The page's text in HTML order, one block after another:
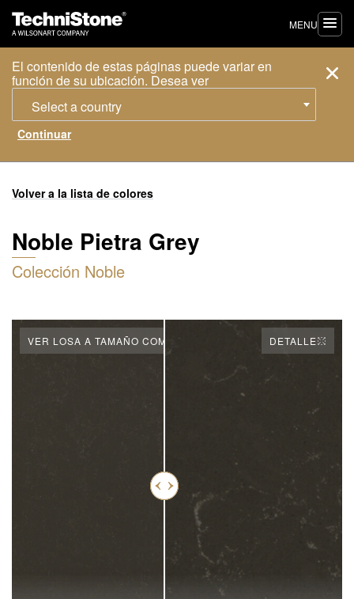
El contenido de estas páginas puede variar en
función de su ubicación. Desea ver
Select a country
MENU
Volver a la lista de colores
Noble Pietra Grey
Colección Noble
VER LOSA A TAMAÑO COMPLETO DETALLE